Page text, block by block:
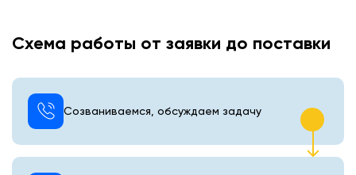
Схема работы от заявки до поставки
Созваниваемся, обсуждаем задачу